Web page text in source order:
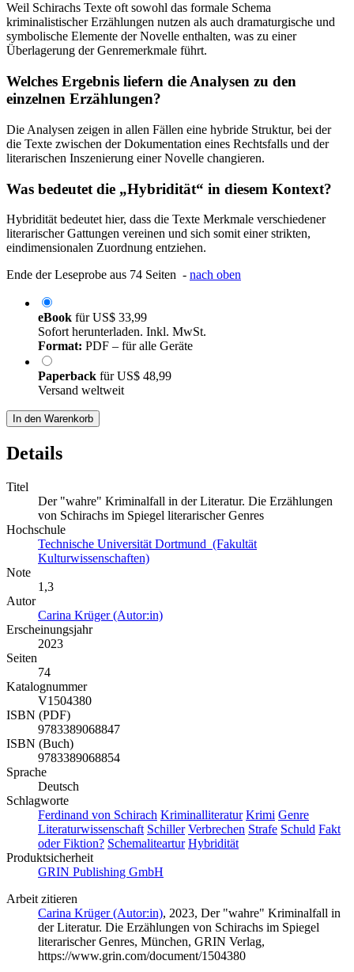
Weil Schirachs Texte oft sowohl das formale Schema
kriminalistischer Erzählungen nutzen als auch dramaturgische und
symbolische Elemente der Novelle enthalten, was zu einer
Überlagerung der Genremerkmale führt.
Welches Ergebnis liefern die Analysen zu den
einzelnen Erzählungen?
Die Analysen zeigen in allen Fällen eine hybride Struktur, bei der
die Texte zwischen der Dokumentation eines Rechtsfalls und der
literarischen Inszenierung einer Novelle changieren.
Was bedeutet die „Hybridität“ in diesem Kontext?
Hybridität bedeutet hier, dass die Texte Merkmale verschiedener
literarischer Gattungen vereinen und sich somit einer strikten,
eindimensionalen Zuordnung entziehen.
Ende der Leseprobe aus 74 Seiten - nach oben
eBook fürUS$ 33,99
Sofort herunterladen. Inkl. MwSt.
Format: PDF – für alle Geräte
Paperback fürUS$ 48,99
Versand weltweit
In den Warenkorb
Details
Titel
Der "wahre" Kriminalfall in der Literatur. Die Erzählungen
von Schirachs im Spiegel literarischer Genres
Hochschule
Technische Universität Dortmund (Fakultät
Kulturwissenschaften)
Note
1,3
Autor
Carina Krüger (Autor:in)
Erscheinungsjahr
2023
Seiten
74
Katalognummer
V1504380
ISBN (PDF)
9783389068847
ISBN (Buch)
9783389068854
Sprache
Deutsch
Schlagworte
Ferdinand von Schirach Kriminalliteratur Krimi Genre
Literaturwissenschaft Schiller Verbrechen Strafe Schuld Fakt
oder Fiktion? Schemaliteartur Hybridität
Produktsicherheit
GRIN Publishing GmbH
Arbeit zitieren
Carina Krüger (Autor:in), 2023, Der "wahre" Kriminalfall in
der Literatur. Die Erzählungen von Schirachs im Spiegel
literarischer Genres, München, GRIN Verlag,
https://www.grin.com/document/1504380